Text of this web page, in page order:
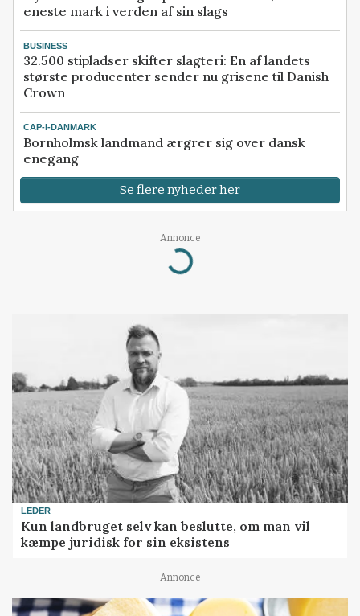
eneste mark i verden af sin slags
BUSINESS
32.500 stipladser skifter slagteri: En af landets
største producenter sender nu grisene til Danish
Crown
CAP-I-DANMARK
Bornholmsk landmand ærgrer sig over dansk
enegang
Se flere nyheder her
Annonce
Loading...
LEDER
Kun landbruget selv kan beslutte, om man vil
kæmpe juridisk for sin eksistens
Annonce